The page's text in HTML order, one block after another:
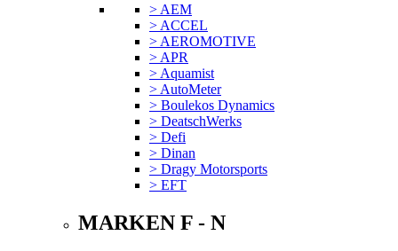
> AEM
> ACCEL
> AEROMOTIVE
> APR
> Aquamist
> AutoMeter
> Boulekos Dynamics
> DeatschWerks
> Defi
> Dinan
> Dragy Motorsports
> EFT
MARKEN F - N